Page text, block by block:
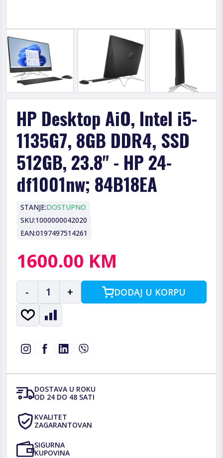
HP Desktop AiO, Intel i5-
1135G7, 8GB DDR4, SSD
512GB, 23.8" - HP 24-
df1001nw; 84B18EA
STANJE:DOSTUPNO
SKU:1000000042020
EAN:0197497514261
1600.00 KM
- 1 + DODAJ U KORPU
DOSTAVA U ROKU
OD 24 DO 48 SATI
KVALITET
ZAGARANTOVAN
SIGURNA
KUPOVINA